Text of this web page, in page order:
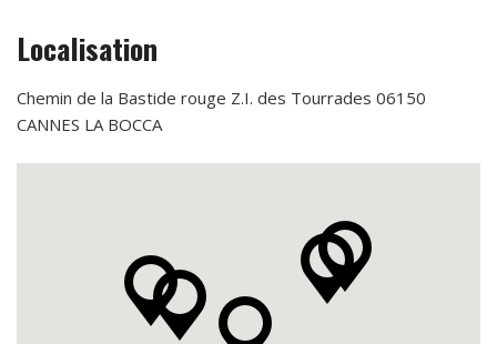
Localisation
Chemin de la Bastide rouge Z.I. des Tourrades 06150
CANNES LA BOCCA